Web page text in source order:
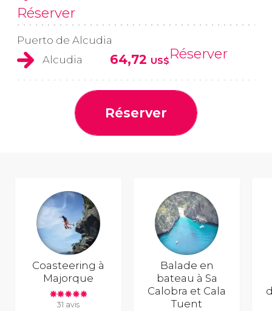
Réserver
Puerto de Alcudia
Alcudia
64,72 US$Réserver
Réserver
Coasteering à
Majorque
31 avis
Balade en
bateau à Sa
Calobra et Cala
Tuent